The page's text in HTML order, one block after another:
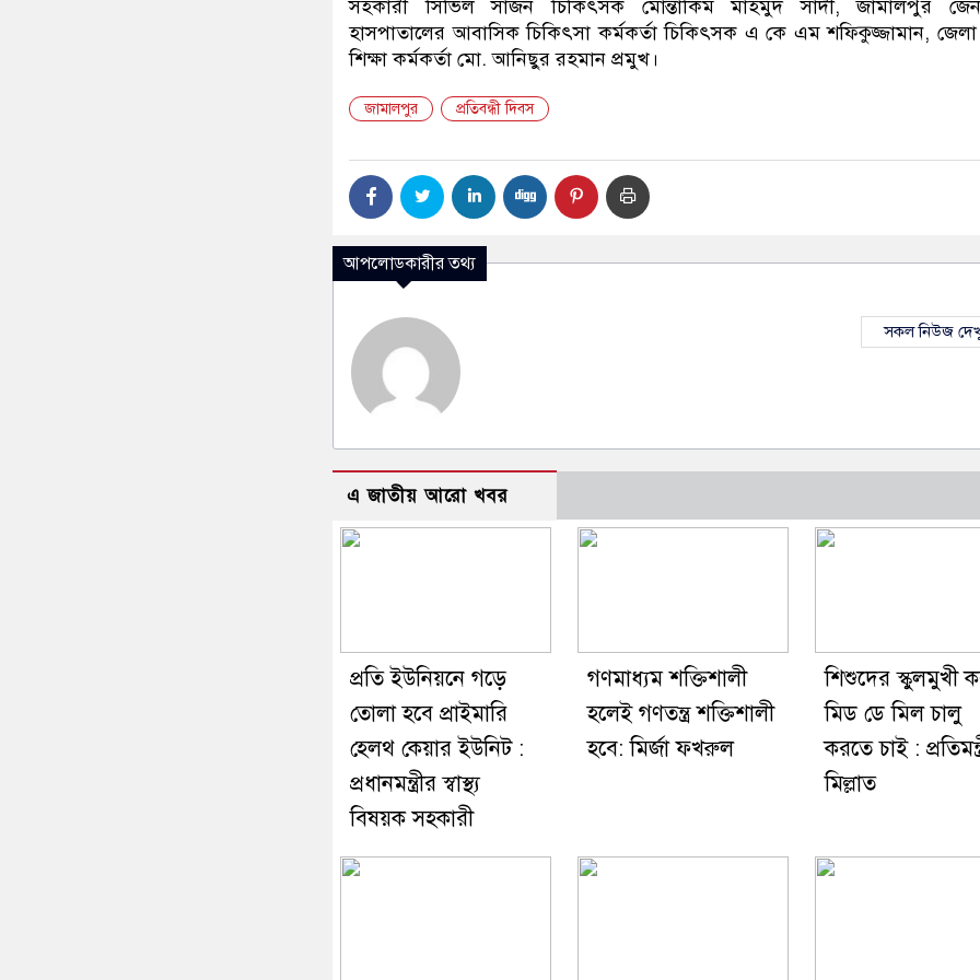
সহকারী সিভিল সার্জন চিকিৎসক মোন্তাকিম মাহমুদ সাদী, জামালপুর
হাসপাতালের আবাসিক চিকিৎসা কর্মকর্তা চিকিৎসক এ কে এম শফিকুজ্জামান, জেলা
শিক্ষা কর্মকর্তা মো. আনিছুর রহমান প্রমুখ।
জামালপুর প্রতিবন্ধী দিবস
আপলোডকারীর তথ্য
সকল নিউজ
এ জাতীয় আরো খবর
প্রতি ইউনিয়নে গড়ে
তোলা হবে প্রাইমারি
হেলথ কেয়ার ইউনিট :
প্রধানমন্ত্রীর স্বাস্থ্য
বিষয়ক সহকারী
গণমাধ্যম শক্তিশালী
হলেই গণতন্ত্র শক্তিশালী
হবে: মির্জা ফখরুল
শিশুদের স্কুলমুখী
মিড ডে মিল চালু
করতে চাই :
মিল্লাত